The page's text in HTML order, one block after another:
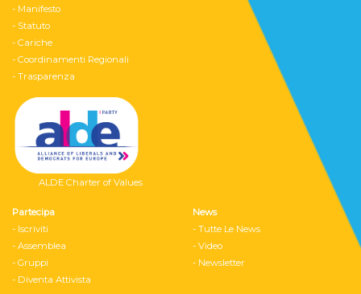
- Manifesto
- Statuto
- Cariche
- Coordinamenti Regionali
- Trasparenza
ALDE Charter of Values
Partecipa
- Iscriviti
- Assemblea
- Gruppi
- Diventa Attivista
News
- Tutte Le News
- Video
- Newsletter